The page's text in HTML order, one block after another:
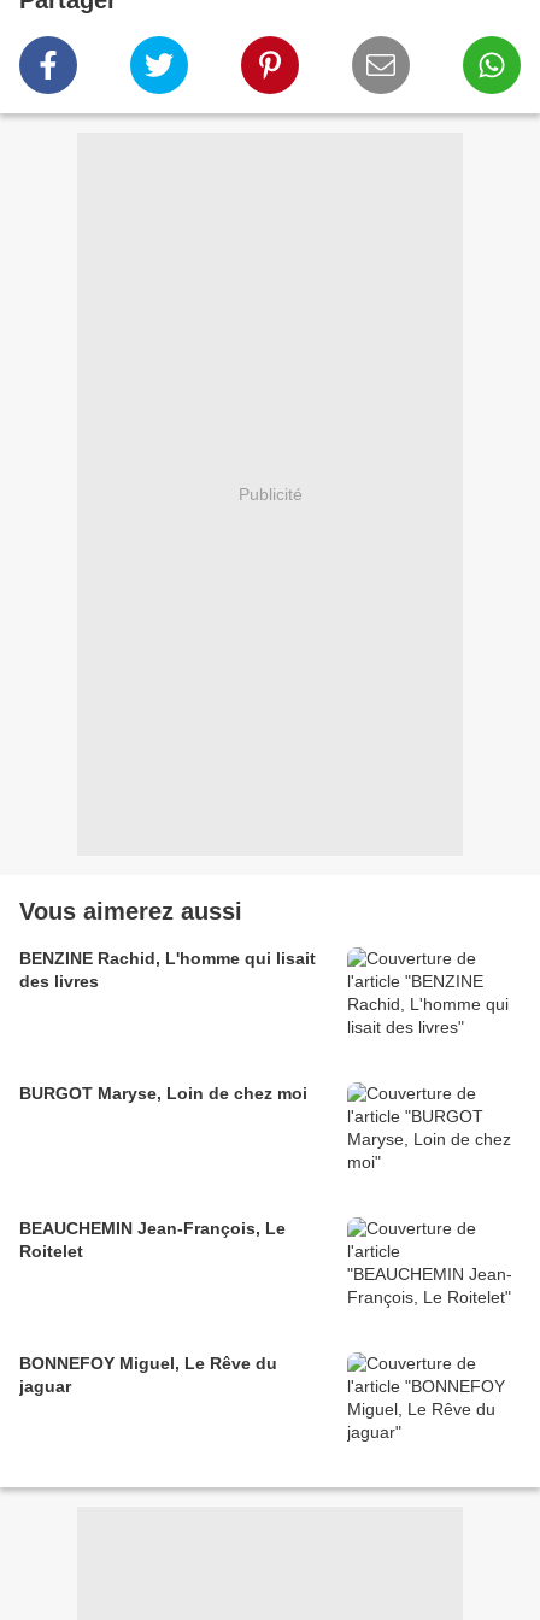
Publicité
Vous aimerez aussi
BENZINE Rachid, L'homme qui lisait
des livres
BURGOT Maryse, Loin de chez moi
BEAUCHEMIN Jean-François, Le
Roitelet
BONNEFOY Miguel, Le Rêve du
jaguar